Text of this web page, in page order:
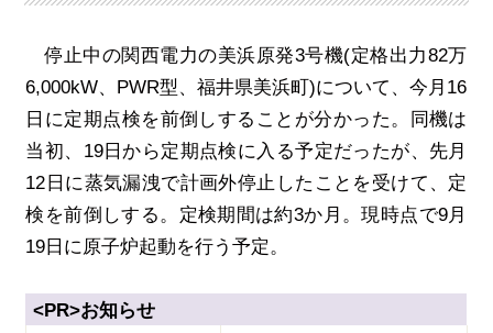
お問い合わせ
年間休刊日
採用情報
Rim Energy Media(韓国語)
停止中の関西電力の美浜原発3号機(定格出力82万
6,000kW、 PWR型、福井県美浜町)について、今月 16
日に定期点検を前倒しすることが分かった。同機は
当初、 19日から定期点検に入る予定だったが、先月
12 日に蒸気漏洩で計画外停止したことを受けて、定
検を前倒しする。定検期間は約3か月。現時点で9月
19 日に原子炉起動を行う予定。
<PR>お知らせ